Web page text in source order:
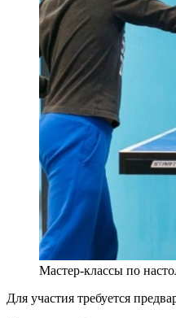
Мастер-классы по
Для участия требуется